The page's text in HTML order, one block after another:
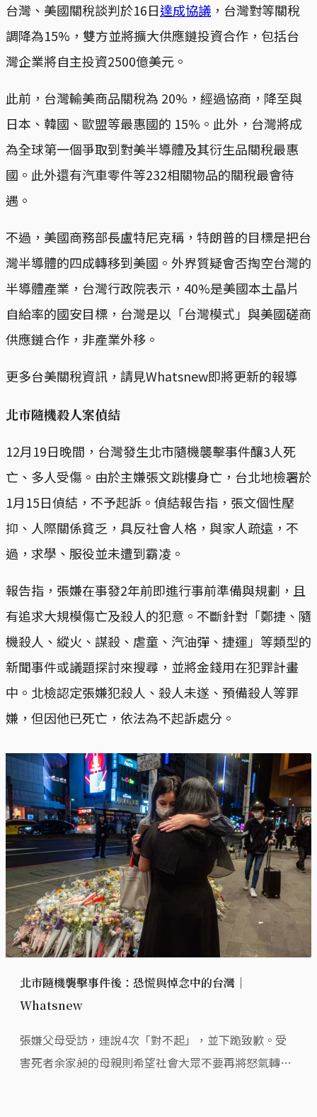
台灣、美國關稅談判於16日達成協議 ，台灣對等關稅
調降為15%，雙方並將擴大供應鏈投資合作，包括台
灣企業將自主投資2500億美元。
此前，台灣輸美商品關稅為 20%，經過協商，降至與
日本、韓國、歐盟等最惠國的 15%。此外，台灣將成
為全球第一個爭取到對美半導體及其衍生品關稅最惠
國。此外還有汽車零件等232相關物品的關稅最會待
遇。
不過，美國商務部長盧特尼克稱，特朗普的目標是把台
灣半導體的四成轉移到美國。外界質疑會否掏空台灣的
半導體產業，台灣行政院表示，40%是美國本土晶片
自給率的國安目標，台灣是以「台灣模式」與美國磋商
供應鏈合作，非產業外移。
更多台美關稅資訊，請見Whatsnew即將更新的報導
北市隨機殺人案偵結
12月19日晚間，台灣發生北市隨機襲擊事件釀3人死
亡、多人受傷。由於主嫌張文跳樓身亡，台北地檢署於
1月15日偵結，不予起訴。偵結報告指，張文個性壓
抑、人際關係貧乏，具反社會人格，與家人疏遠，不
過，求學、服役並未遭到霸凌。
報告指，張嫌在事發2年前即進行事前準備與規劃，且
有追求大規模傷亡及殺人的犯意。不斷針對「鄭捷、隨
機殺人、縱火、謀殺、虐童、汽油彈、捷運」等類型的
新聞事件或議題探討來搜尋，並將金錢用在犯罪計畫
中。北檢認定張嫌犯殺人、殺人未遂、預備殺人等罪
嫌，但因他已死亡，依法為不起訴處分。
北市隨機襲擊事件後：恐慌與悼念中的台灣｜
Whatsnew
張嫌父母受訪，連說4次「對不起」，並下跪致歉。受
害死者余家昶的母親則希望社會大眾不要再將怒氣轉向